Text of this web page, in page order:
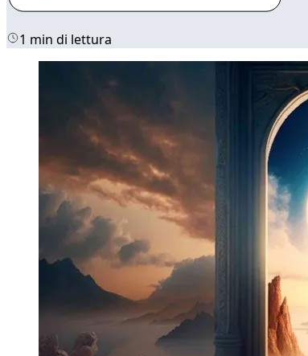
1 min di lettura